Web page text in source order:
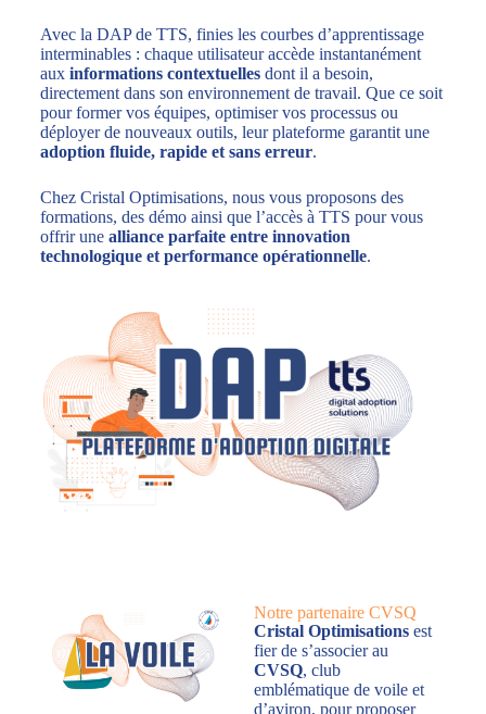
Avec la DAP de TTS, finies les courbes d’apprentissage
interminables : chaque utilisateur accède instantanément
aux informations contextuellesdont il a besoin,
directement dans son environnement de travail. Que ce soit
pour former vos équipes, optimiser vos processus ou
déployer de nouveaux outils, leur plateforme garantit une
adoption fluide, rapide et sans erreur.
Chez Cristal Optimisations, nous vous proposons des
formations, des démo ainsi que l’accès à TTS pour vous
offrir une alliance parfaite entre innovation
technologique et performance opérationnelle.
Notre partenaire CVSQ
Cristal Optimisationsest
fier de s’associer au
CVSQ, club
emblématique de voile et
d’aviron, pour proposer